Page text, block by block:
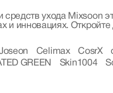
ухода Mixsoon
и инновациях.
Celimax CosrX
GREEN Skin1004